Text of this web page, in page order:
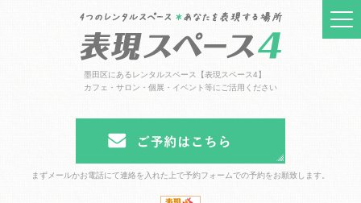
墨田区にあるレンタルスペース【表現スペース4】
カフェ・サロン・個展・イベント等にご活用ください
まずメールかお電話にて連絡を入れた上で予約フォームでの予約をお願致します。